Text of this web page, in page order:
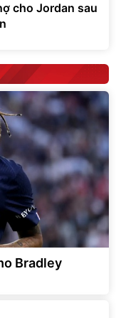
cho Jordan sau
Bradley